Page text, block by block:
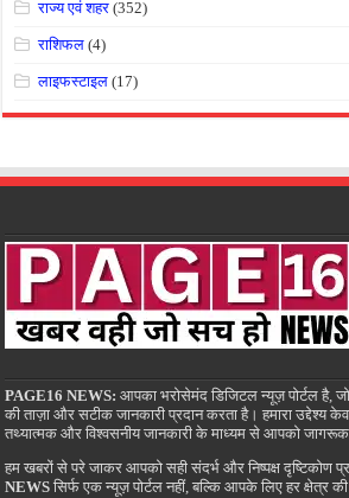
राज्य एवं शहर (352)
राशिफल (4)
लाइफस्टाइल (17)
PAGE16 NEWS: आपका भरोसेमंद डिजिटल न्यूज़ पोर्टल है,
की ताज़ा और सटीक जानकारी प्रदान करता है। हमारा उद्देश्य
तथ्यात्मक और विश्वसनीय जानकारी के माध्यम से आपको
हम खबरों से परे जाकर आपको सही संदर्भ और निष्पक्ष दृष्टिकोण
NEWS सिर्फ एक न्यूज़ पोर्टल नहीं, बल्कि आपके लिए हर क्षेत्र